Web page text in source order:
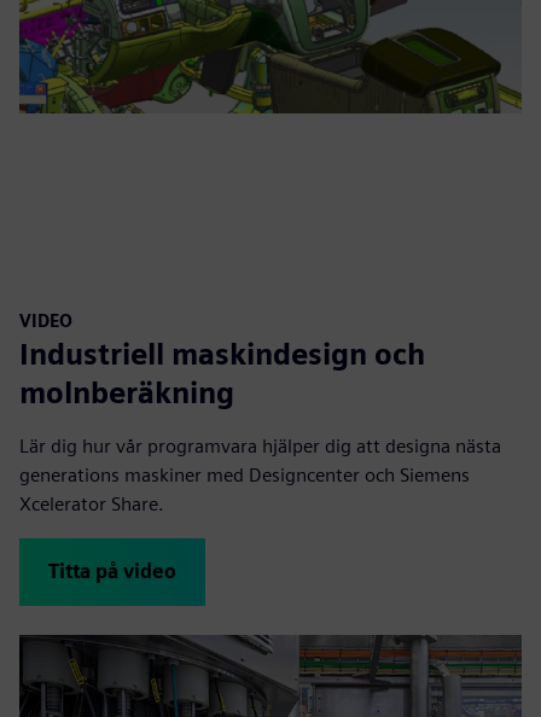
VIDEO
Industriell maskindesign och
molnberäkning
Lär dig hur vår programvara hjälper dig att designa nästa
generations maskiner med Designcenter och Siemens
Xcelerator Share.
Titta på video